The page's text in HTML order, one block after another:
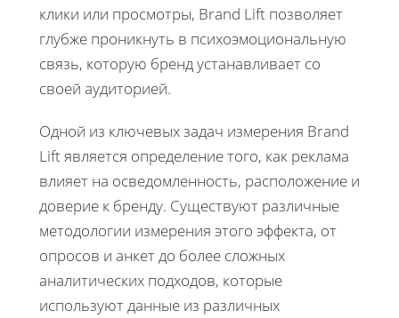
клики или просмотры, Brand Lift позволяет
глубже проникнуть в психоэмоциональную
связь, которую бренд устанавливает со
своей аудиторией.
Одной из ключевых задач измерения Brand
Lift является определение того, как реклама
влияет на осведомленность, расположение и
доверие к бренду. Существуют различные
методологии измерения этого эффекта, от
опросов и анкет до более сложных
аналитических подходов, которые
используют данные из различных